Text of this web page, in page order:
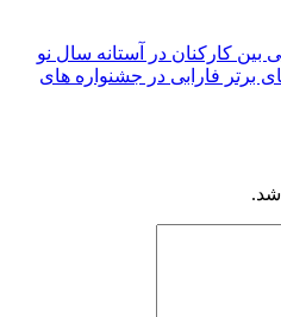
بین کارکنان در آستانه سال نو
برتر فارابی در جشنواره های
شد.